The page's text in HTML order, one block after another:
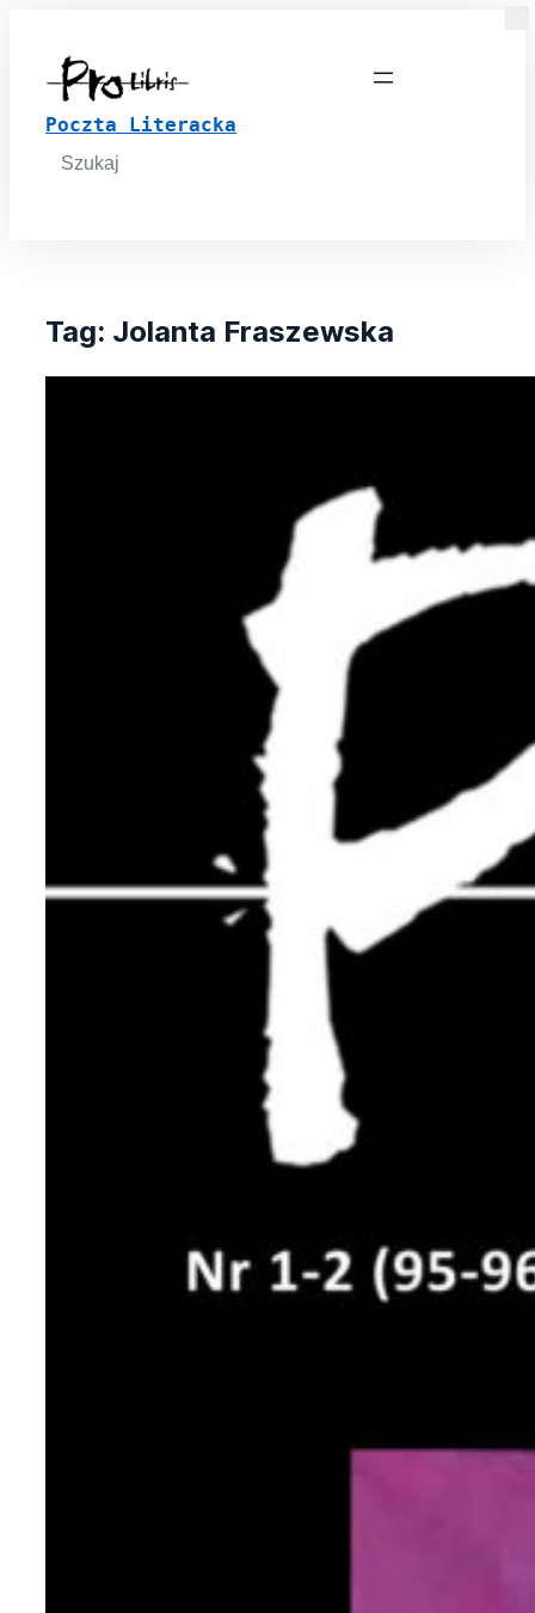
Poczta Literacka
Search
for:
Tag: Jolanta Fraszewska